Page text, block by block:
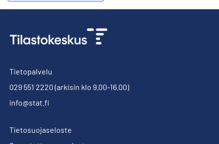
Tietopalvelu
029 551 2220 (arkisin klo 9.00-16.00)
info@stat.fi
Tietosuojaseloste